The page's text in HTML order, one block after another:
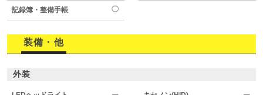
記録簿・整備手帳 ◯
装備・他
外装